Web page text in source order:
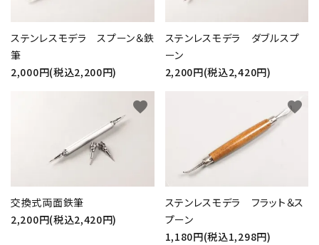
ステンレスモデラ スプーン＆鉄
筆
2,000円(税込2,200円)
ステンレスモデラ ダブルスプ
ーン
2,200円(税込2,420円)
交換式両面鉄筆
2,200円(税込2,420円)
favorite
ステンレスモデラ フラット＆ス
プーン
1,180円(税込1,298円)
favorite
キーワード